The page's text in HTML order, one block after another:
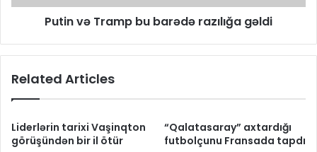
Putin və Tramp bu barədə razılığa gəldi
Related Articles
Liderlərin tarixi Vaşinqton
görüşündən bir il ötür
“Qalatasaray” axtardığı
futbolçunu Fransada tapdı